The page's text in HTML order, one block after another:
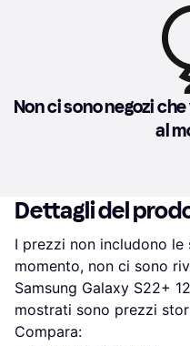
Non ci sono negozi
al
Dettagli del
I prezzi non includono le
momento, non ci sono
Samsung Galaxy S22+
mostrati sono prezzi
Compara: